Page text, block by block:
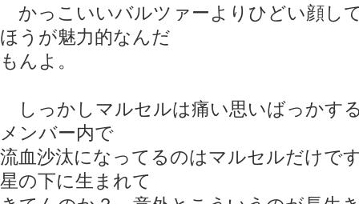
かっこいいバルツァーよりひどい顔し
ほうが魅力的なんだ
もんよ。
しっかしマルセルは痛い思いばっかす
メンバー内で
流血沙汰になってるのはマルセルだけで
星の下に生まれて